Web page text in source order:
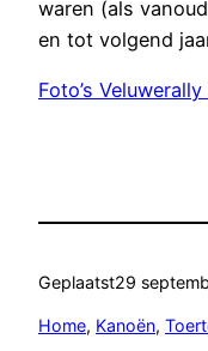
waren (als
en tot volgend
Foto’s
Geplaatst29
Home, Kanoën,